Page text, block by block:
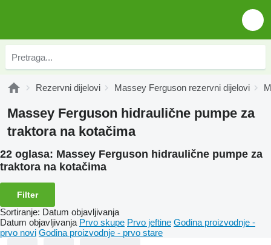
Rezervni dijelovi Massey Ferguson rezervni dijelovi
Massey Ferguson hidraulične pumpe za
traktora na kotačima
22 oglasa: Massey Ferguson hidraulične pumpe za
traktora na kotačima
Filter
Sortiranje: Datum objavljivanja
Datum objavljivanja Prvo skupe Prvo jeftine Godina proizvodnje -
prvo novi Godina proizvodnje - prvo stare